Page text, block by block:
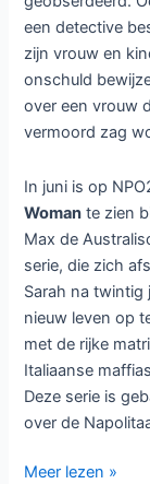
een detective
zijn vrouw en
onschuld
over een vrouw
vermoord zag
In juni is op
Woman te zien
Max de
serie, die zich
Sarah na twintig
nieuw leven op
met de rijke
Italiaanse
Deze serie is
over de
NPO
Meer lezen »